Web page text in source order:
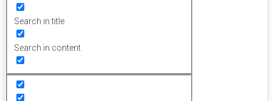
Search in title
Search in content